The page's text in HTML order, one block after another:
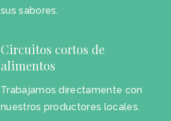
sus sabores.
Circuitos cortos de
alimentos
Trabajamos directamente con
nuestros productores locales.